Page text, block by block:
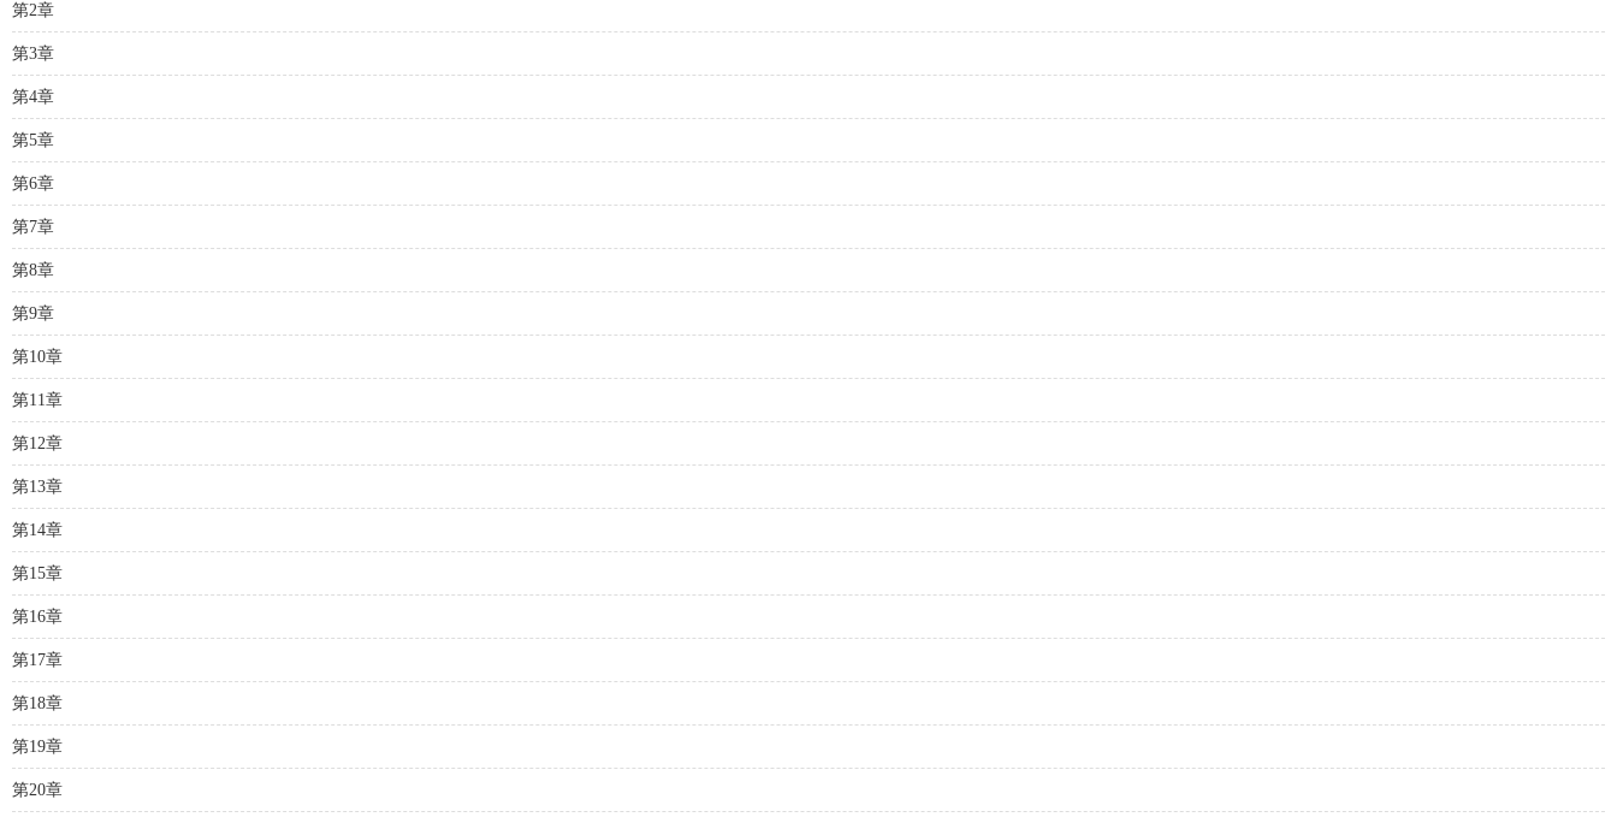
第2章
第3章
第4章
第5章
第6章
第7章
第8章
第9章
第10章
第11章
第12章
第13章
第14章
第15章
第16章
第17章
第18章
第19章
第20章